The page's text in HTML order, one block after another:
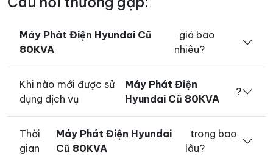
Máy Phát Điện Hyundai Cũ
80KVA
giá bao
nhiêu?
Khi nào mới được sử
dụng dịch vụ
Máy Phát Điện
Hyundai Cũ 80KVA
?
Thời
gian
Máy Phát Điện Hyundai
Cũ 80KVA
trong bao
lâu?